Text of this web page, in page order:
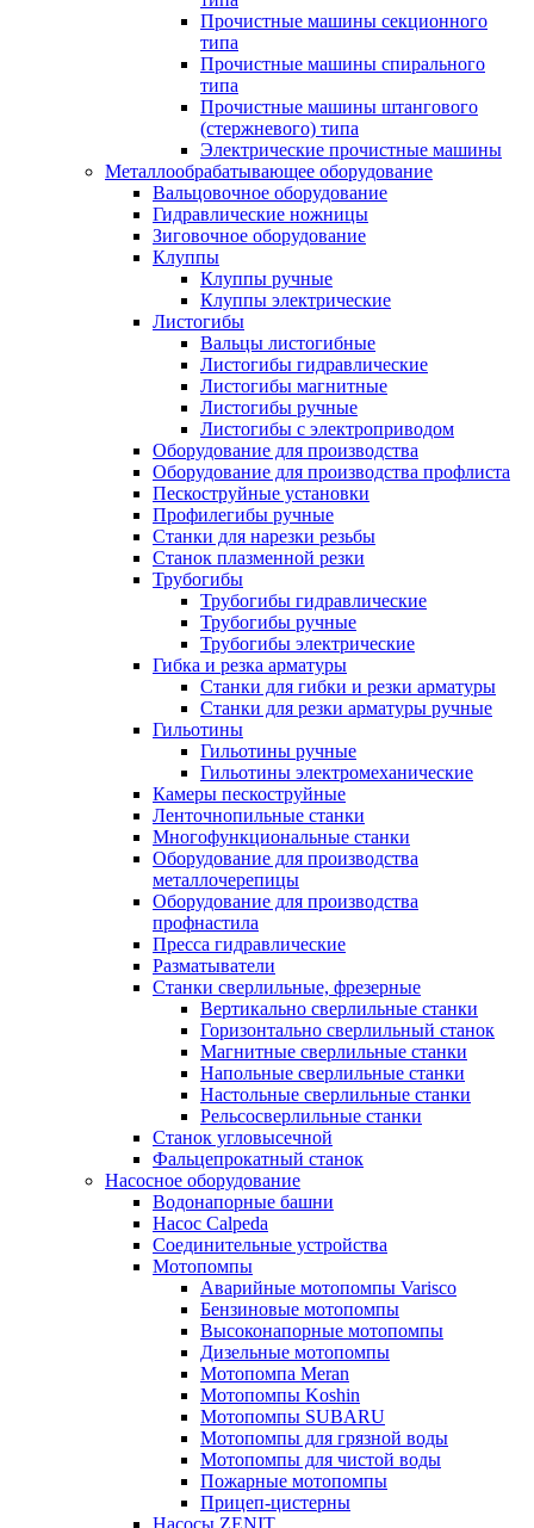
Прочистные машины секционного
типа
Прочистные машины спирального
типа
Прочистные машины штангового
(стержневого) типа
Электрические прочистные машины
Металлообрабатывающее оборудование
Вальцовочное оборудование
Гидравлические ножницы
Зиговочное оборудование
Клуппы
Клуппы ручные
Клуппы электрические
Листогибы
Вальцы листогибные
Листогибы гидравлические
Листогибы магнитные
Листогибы ручные
Листогибы с электроприводом
Оборудование для производства
Оборудование для производства профлиста
Пескоструйные установки
Профилегибы ручные
Станки для нарезки резьбы
Станок плазменной резки
Трубогибы
Трубогибы гидравлические
Трубогибы ручные
Трубогибы электрические
Гибка и резка арматуры
Станки для гибки и резки арматуры
Станки для резки арматуры ручные
Гильотины
Гильотины ручные
Гильотины электромеханические
Камеры пескоструйные
Ленточнопильные станки
Многофункциональные станки
Оборудование для производства
металлочерепицы
Оборудование для производства
профнастила
Пресса гидравлические
Разматыватели
Станки сверлильные, фрезерные
Вертикально сверлильные станки
Горизонтально сверлильный станок
Магнитные сверлильные станки
Напольные сверлильные станки
Настольные сверлильные станки
Рельсосверлильные станки
Станок угловысечной
Фальцепрокатный станок
Насосное оборудование
Водонапорные башни
Насос Calpeda
Соединительные устройства
Мотопомпы
Аварийные мотопомпы Varisco
Бензиновые мотопомпы
Высоконапорные мотопомпы
Дизельные мотопомпы
Мотопомпа Meran
Мотопомпы Koshin
Мотопомпы SUBARU
Мотопомпы для грязной воды
Мотопомпы для чистой воды
Пожарные мотопомпы
Прицеп-цистерны
Насосы ZENIT